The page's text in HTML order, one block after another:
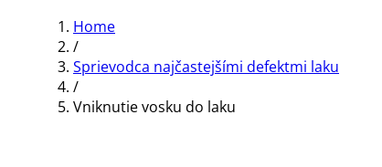
Home
/
Sprievodca najčastejšími defektmi laku
/
Vniknutie vosku do laku